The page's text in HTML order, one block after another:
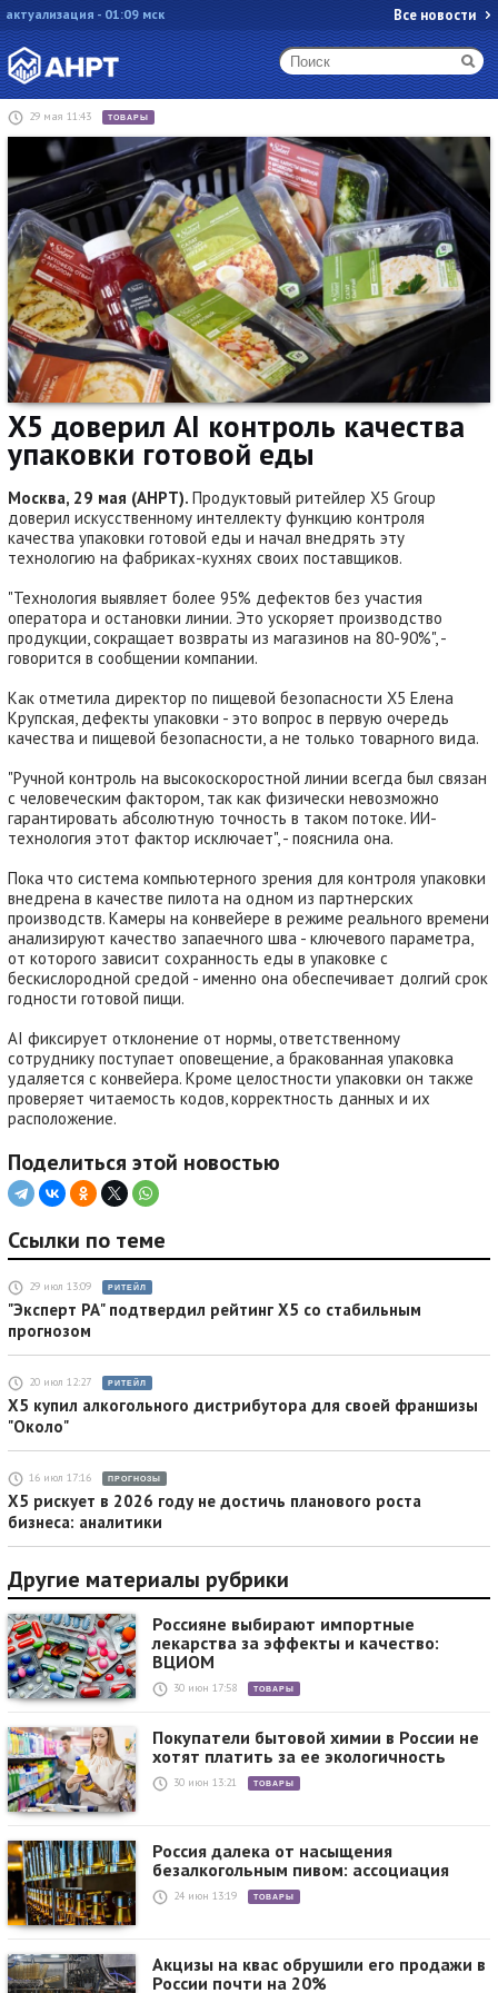
актуализация - 01:09 мск Все новости
29 мая 11:43 ТОВАРЫ
X5 доверил AI контроль качества
упаковки готовой еды
Москва, 29 мая (АНРТ). Продуктовый ритейлер X5 Group
доверил искусственному интеллекту функцию контроля
качества упаковки готовой еды и начал внедрять эту
технологию на фабриках-кухнях своих поставщиков.
"Технология выявляет более 95% дефектов без участия
оператора и остановки линии. Это ускоряет производство
продукции, сокращает возвраты из магазинов на 80-90%", -
говорится в сообщении компании.
Как отметила директор по пищевой безопасности X5 Елена
Крупская, дефекты упаковки - это вопрос в первую очередь
качества и пищевой безопасности, а не только товарного вида.
"Ручной контроль на высокоскоростной линии всегда был связан
с человеческим фактором, так как физически невозможно
гарантировать абсолютную точность в таком потоке. ИИ-
технология этот фактор исключает", - пояснила она.
Пока что система компьютерного зрения для контроля упаковки
внедрена в качестве пилота на одном из партнерских
производств. Камеры на конвейере в режиме реального времени
анализируют качество запаечного шва - ключевого параметра,
от которого зависит сохранность еды в упаковке с
бескислородной средой - именно она обеспечивает долгий срок
годности готовой пищи.
AI фиксирует отклонение от нормы, ответственному
сотруднику поступает оповещение, а бракованная упаковка
удаляется с конвейера. Кроме целостности упаковки он также
проверяет читаемость кодов, корректность данных и их
расположение.
Поделиться этой новостью
Ссылки по теме
29 июл 13:09 РИТЕЙЛ
"Эксперт РА" подтвердил рейтинг X5 со стабильным
прогнозом
20 июл 12:27 РИТЕЙЛ
X5 купил алкогольного дистрибутора для своей франшизы
"Около"
16 июл 17:16 ПРОГНОЗЫ
X5 рискует в 2026 году не достичь планового роста
бизнеса: аналитики
Другие материалы рубрики
Россияне выбирают импортные
лекарства за эффекты и качество:
ВЦИОМ
30 июн 17:58 ТОВАРЫ
Покупатели бытовой химии в России не
хотят платить за ее экологичность
30 июн 13:21 ТОВАРЫ
Россия далека от насыщения
безалкогольным пивом: ассоциация
24 июн 13:19 ТОВАРЫ
Акцизы на квас обрушили его продажи в
России почти на 20%